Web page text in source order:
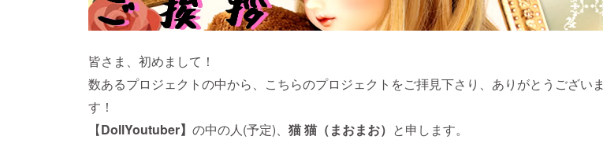
皆さま、初めまして！
数あるプロジェクトの中から、こちらのプロジェクトをご拝見下さり、ありがとうございま
す！
【DollYoutuber】 の中の人(予定)、 猫 猫（まおまお） と申します。